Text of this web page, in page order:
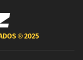
®2025